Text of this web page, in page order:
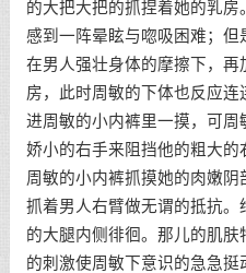
的大把大把的抓捏着她的乳
感到一阵晕眩与唿吸困难；但
在男人强壮身体的摩擦下，
房，此时周敏的下体也反应
进周敏的小内裤里一摸，可
娇小的右手来阻挡他的粗大
周敏的小内裤抓摸她的肉嫩
抓着男人右臂做无谓的抵抗
的大腿内侧徘徊。那儿的肌
的刺激使周敏下意识的急急